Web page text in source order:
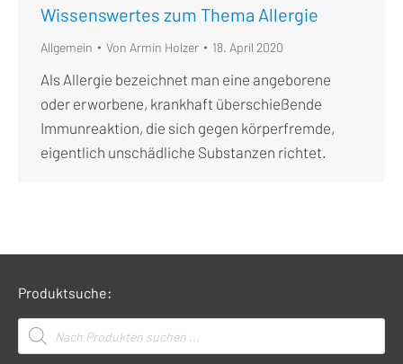
Wissenswertes zum Thema Allergie
Allgemein Von Armin Holzer 18. April 2020
Als Allergie bezeichnet man eine angeborene
oder erworbene, krankhaft überschießende
Immunreaktion, die sich gegen körperfremde,
eigentlich unschädliche Substanzen richtet.
Produktsuche:
Products
search